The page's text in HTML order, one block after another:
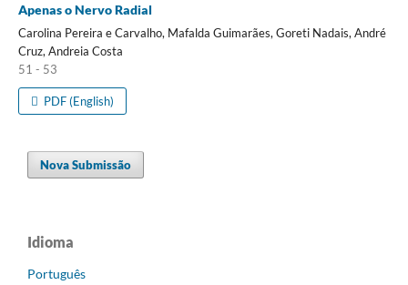
Apenas o Nervo Radial
Carolina Pereira e Carvalho, Mafalda Guimarães, Goreti Nadais, André
Cruz, Andreia Costa
51 - 53
PDF (English)
Nova Submissão
Idioma
Português